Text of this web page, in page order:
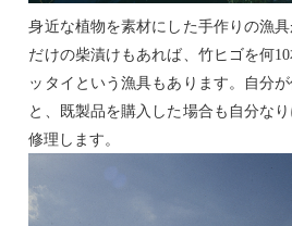
身近な植物を素材にした手作りの漁
だけの柴漬けもあれば、竹ヒゴを何10
ッタイという漁具もあります。自分
と、既製品を購入した場合も自分な
修理します。